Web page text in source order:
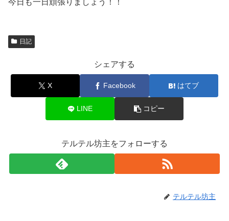
今日も一日頑張りましょう！！
日記
シェアする
X Facebook はてブ
LINE コピー
テルテル坊主をフォローする
テルテル坊主